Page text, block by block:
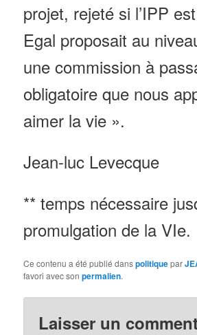
projet, rejeté si l’IPP
Egal proposait au
une commission à
obligatoire que nous
aimer la vie ».
Jean-luc Levecque
** temps nécessaire
promulgation de la VIe.
Ce contenu a été publié danspolitiquepar
favori avec sonpermalien.
Laisser un